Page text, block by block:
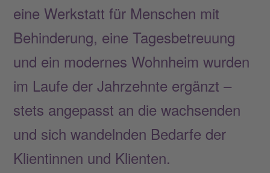
eine Werkstatt für Menschen mit
Behinderung, eine Tagesbetreuung
und ein modernes Wohnheim wurden
im Laufe der Jahrzehnte ergänzt –
stets angepasst an die wachsenden
und sich wandelnden Bedarfe der
Klientinnen und Klienten.